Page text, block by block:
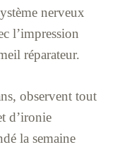
nerveux
l’impression
réparateur.
observent tout
d’ironie
la semaine